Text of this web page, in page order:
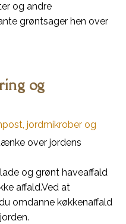
og andre
grøntsager hen over
og
over jordens
og grønt haveaffald
affald.Ved at
omdanne køkkenaffald